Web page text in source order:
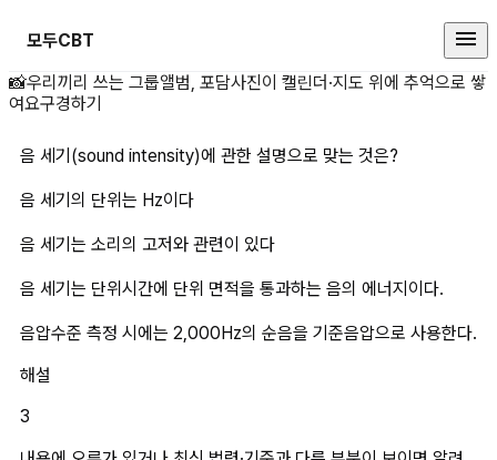
모두CBT
음 세기(sound intensity)에 관한
📸우리끼리 쓰는 그룹앨범, 포담사진이 캘린더·지도 위에 추억으로 쌓
여요구경하기
음 세기(sound intensity)에 관한 설명으로 맞는 것은?
음 세기의 단위는 Hz이다
음 세기는 소리의 고저와 관련이 있다
음 세기는 단위시간에 단위 면적을 통과하는 음의 에너지이다.
음압수준 측정 시에는 2,000Hz의 순음을 기준음압으로 사용한다.
해설
3